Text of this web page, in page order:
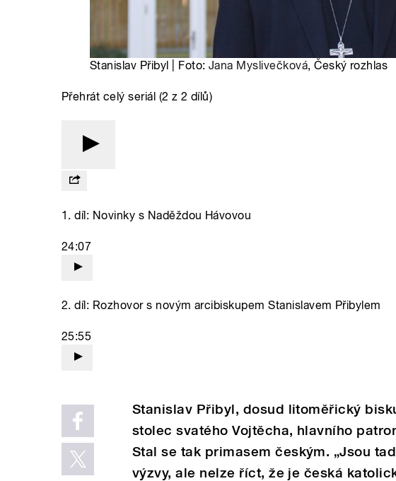
Stanislav Přibyl | Foto: Jana Myslivečková, Český rozhlas
Přehrát celý seriál (2 z 2 dílů)
1. díl: Novinky s Naděždou Hávovou
24:07
2. díl: Rozhovor s novým arcibiskupem Stanislavem Přibylem
25:55
Stanislav Přibyl, dosud litoměřický
stolec svatého Vojtěcha, hlavního
Stal se tak primasem českým. „Jsou
výzvy, ale nelze říct, že je česká